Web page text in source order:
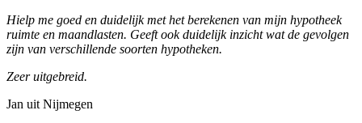
Hielp me goed en duidelijk met het berekenen van mijn hypotheek
ruimte en maandlasten. Geeft ook duidelijk inzicht wat de gevolgen
zijn van verschillende soorten hypotheken.
Zeer uitgebreid.
Jan uit Nijmegen